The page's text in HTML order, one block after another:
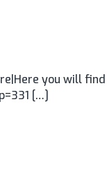
you will
[…]